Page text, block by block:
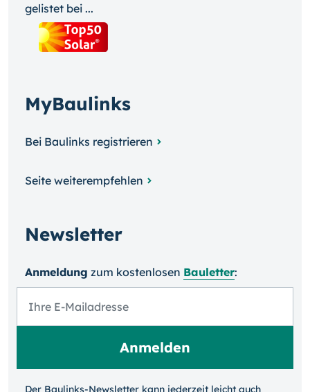
gelistet bei ...
MyBaulinks
Bei Baulinks registrieren
Seite weiterempfehlen
Newsletter
Anmeldung zum kosten­losen Bauletter:
Der Baulinks-Newsletter kann jeder­zeit leicht auch